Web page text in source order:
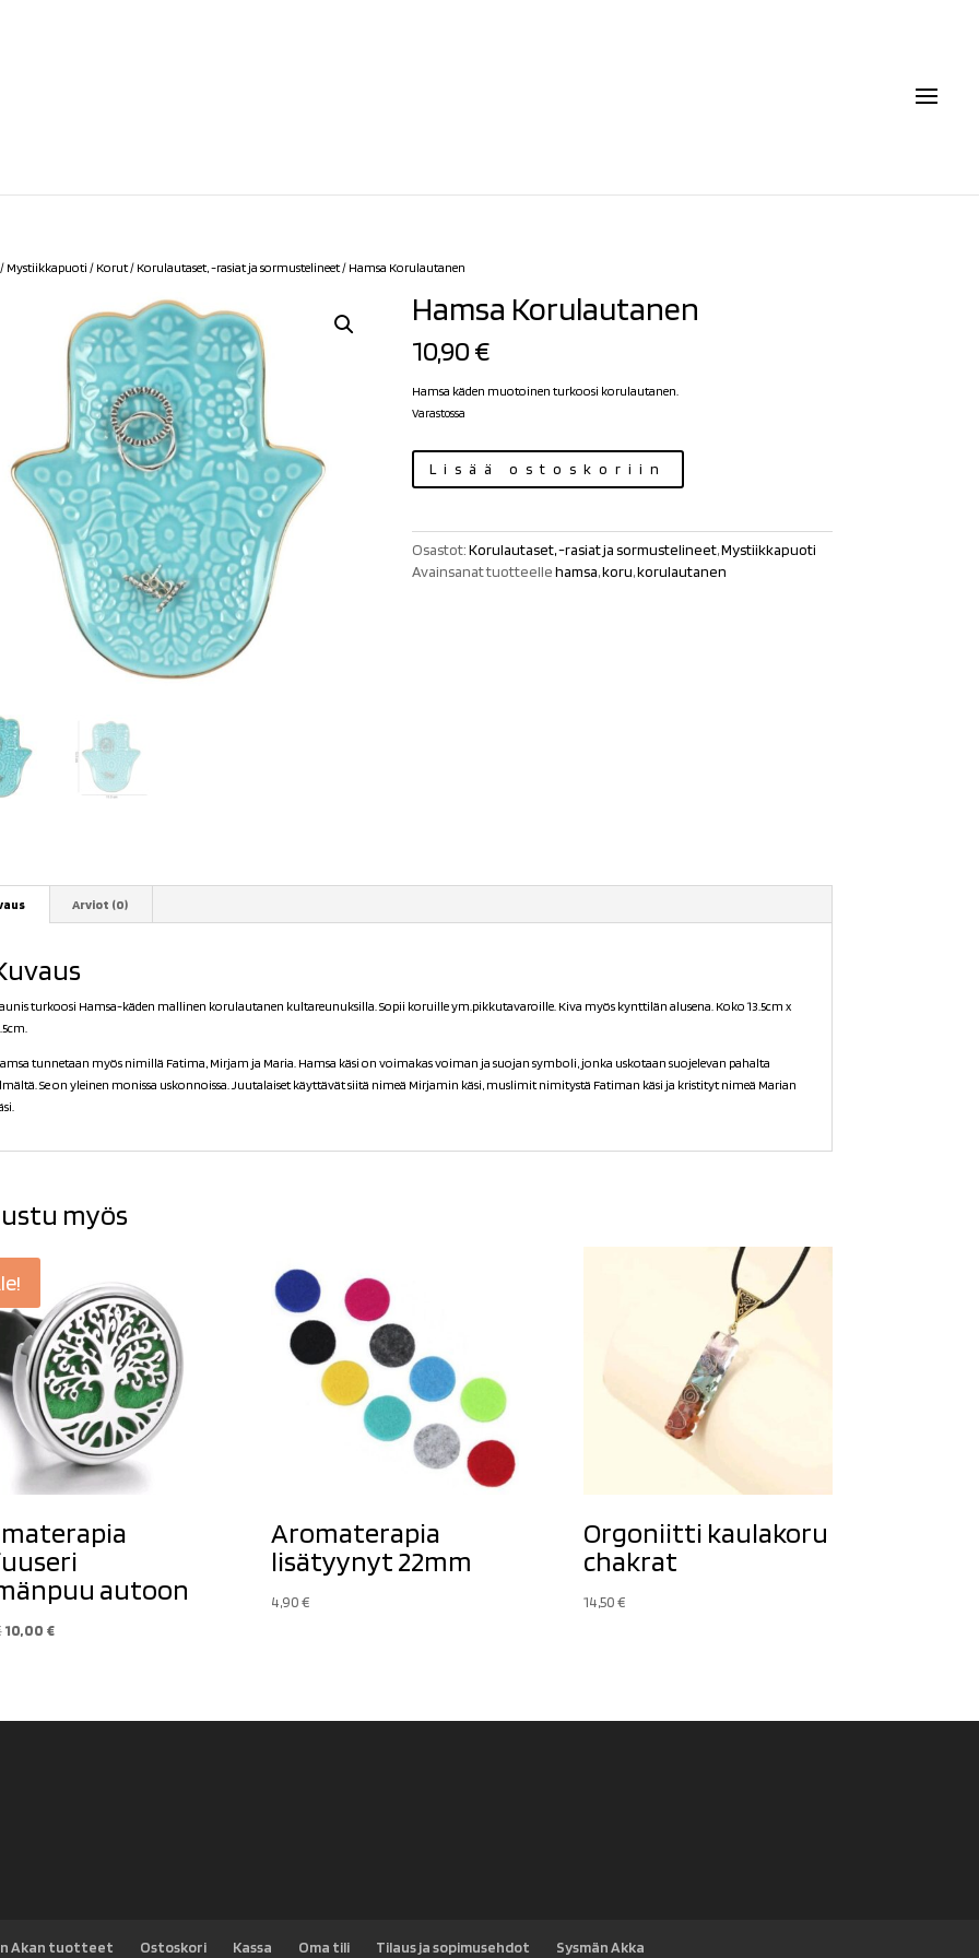
Mystiikkapuoti / Korut/ Korulautaset, -rasiat ja sormustelineet/ Hamsa Korulautanen
Hamsa Korulautanen
10,90€
Hamsa käden muotoinen turkoosi korulautanen.
Varastossa
Korulautanen
Lisää ostoskoriin
Osastot:Korulautaset, -rasiat ja sormustelineet,Mystiikkapuoti
Avainsanat tuotteellehamsa,koru,korulautanen
Arviot (0)
turkoosi Hamsa-käden mallinen korulautanen kultareunuksilla. Sopii koruille ym.pikkutavaroille. Kiva myös kynttilän alusena. Koko 13.5cm x
tunnetaan myös nimillä Fatima, Mirjam ja Maria. Hamsa käsi on voimakas voiman ja suojan symboli, jonka uskotaan suojelevan pahalta
Se on yleinen monissa uskonnoissa. Juutalaiset käyttävät siitä nimeä Mirjamin käsi, muslimit nimitystä Fatiman käsi ja kristityt nimeä Marian
myös
autoon
Alkuperäinen
10,00 €Nykyinen
Aromaterapia
lisätyynyt 22mm
4,90€
Orgoniitti kaulakoru
chakrat
14,50€
Akan tuotteet Ostoskori Kassa Oma tili Tilaus ja sopimusehdot Sysmän Akka